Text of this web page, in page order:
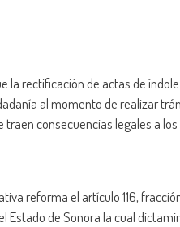
la rectificación de actas de
al momento de realizar
traen consecuencias legales a
reforma el artículo 116,
Estado de Sonora la cual